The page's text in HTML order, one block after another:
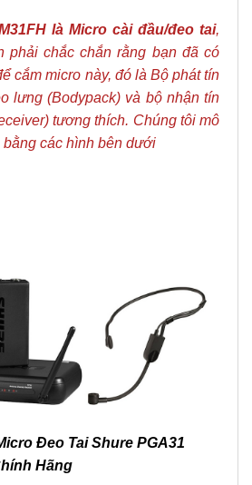
là Micro cài đầu/đeo tai,
phải chắc chắn rằng bạn đã có
cắm micro này, đó là Bộ phát tín
lưng (Bodypack) và bộ nhận tín
tương thích. Chúng tôi mô
các hình bên dưới
Đeo Tai Shure PGA31
Hãng